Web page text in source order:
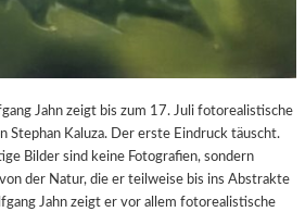
Jahn zeigt bis zum 17. Juli fotorealistische
Stephan Kaluza. Der erste Eindruck täuscht.
Bilder sind keine Fotografien, sondern
der Natur, die er teilweise bis ins Abstrakte
Jahn zeigt er vor allem fotorealistische